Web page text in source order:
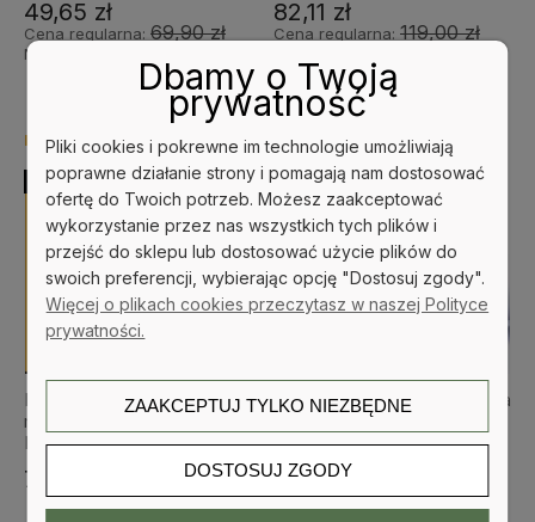
49,65 zł
Cena regularna: 69,90 zł
Najniższa cena:
82,11 zł
Cena regularna: 119,00 zł
Najważniejsze modele
mentalne. Tom 2 - Shane
Parrish
79,99 zł
NOWOŚĆ
BESTSELLER
Jak zerwać z nałogiem bycia
sobą [twarda okładka] - Joe
Dispenza
82,73 zł
Cena regularna:119,90 zł
NOWOŚĆ
Dbamy o Twoją
prywatność
Pliki cookies i pokrewne im technologie umożliwiają
poprawne działanie strony i pomagają nam dostosować
ofertę do Twoich potrzeb. Możesz zaakceptować
wykorzystanie przez nas wszystkich tych plików i
przejść do sklepu lub dostosować użycie plików do
swoich preferencji, wybierając opcję "Dostosuj zgody".
Więcej o plikach cookies przeczytasz w naszej Polityce
prywatności.
ZAAKCEPTUJ TYLKO NIEZBĘDNE
DOSTOSUJ ZGODY